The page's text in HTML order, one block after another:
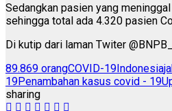
Sedangkan pasien yang
sehingga total ada 4.320 pasien
Di kutip dari laman Twiter
89.869 orangCOVID-19Indonesia
19Penambahan kasus covid - 19
sharing